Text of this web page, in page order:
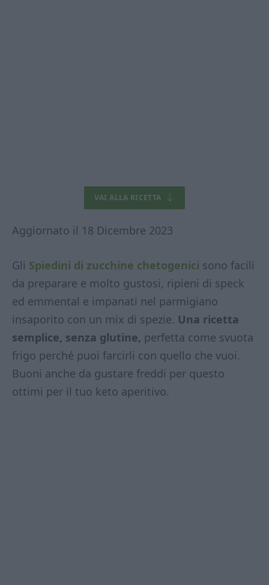
VAI ALLA RICETTA
Aggiornato il 18 Dicembre 2023
Gli Spiedini di zucchine chetogenici sono facili
da preparare e molto gustosi, ripieni di speck
ed emmental e impanati nel parmigiano
insaporito con un mix di spezie. Una ricetta
semplice, senza glutine, perfetta come svuota
frigo perché puoi farcirli con quello che vuoi.
Buoni anche da gustare freddi per questo
ottimi per il tuo keto aperitivo.